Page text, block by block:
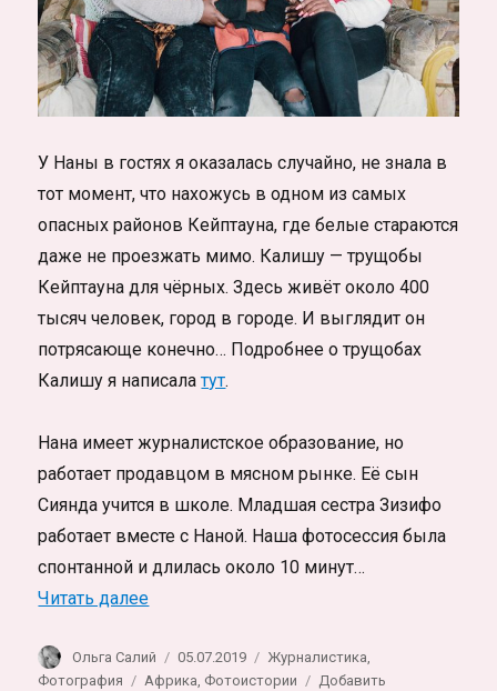
У Наны в гостях я оказалась случайно, не знала в
тот момент, что нахожусь в одном из самых
опасных районов Кейптауна, где белые стараются
даже не проезжать мимо. Калишу — трущобы
Кейптауна для чёрных. Здесь живёт около 400
тысяч человек, город в городе. И выглядит он
потрясающе конечно… Подробнее о трущобах
Калишу я написалатут.
Нана имеет журналистское образование, но
работает продавцом в мясном рынке. Её сын
Сиянда учится в школе. Младшая сестра Зизифо
работает вместе с Наной. Наша фотосессия была
спонтанной и длилась около 10 минут…
Читать далее«В гостях в трущобах Кейптауна. Калишу
Автор
Ольга Салий Опубликовано
05.07.2019 Рубрики
Журналистика
Фотография
Метки
Африка, Фотоистории
Добавить